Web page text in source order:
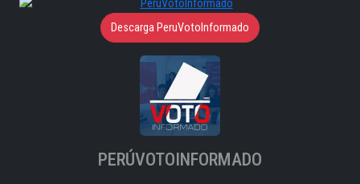
Descarga PeruVotoInformado
PERÚVOTOINFORMADO